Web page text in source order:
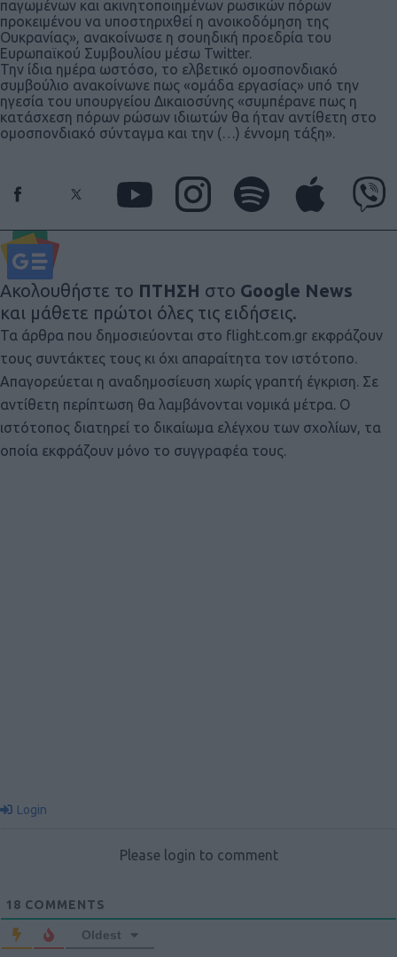
παγωμένων και ακινητοποιημένων ρωσικών πόρων
προκειμένου να υποστηριχθεί η ανοικοδόμηση της
Ουκρανίας», ανακοίνωσε η σουηδική προεδρία του
Ευρωπαϊκού Συμβουλίου μέσω Twitter.
Την ίδια ημέρα ωστόσο, το ελβετικό ομοσπονδιακό
συμβούλιο ανακοίνωνε πως «ομάδα εργασίας» υπό την
ηγεσία του υπουργείου Δικαιοσύνης «συμπέρανε πως η
κατάσχεση πόρων ρώσων ιδιωτών θα ήταν αντίθετη στο
ομοσπονδιακό σύνταγμα και την (…) έννομη τάξη».
Ακολουθήστε το ΠΤΗΣΗ στο Google News
και μάθετε πρώτοι όλες τις ειδήσεις.
Τα άρθρα που δημοσιεύονται στο flight.com.gr εκφράζουν
τους συντάκτες τους κι όχι απαραίτητα τον ιστότοπο.
Απαγορεύεται η αναδημοσίευση χωρίς γραπτή έγκριση. Σε
αντίθετη περίπτωση θα λαμβάνονται νομικά μέτρα. Ο
ιστότοπος διατηρεί το δικαίωμα ελέγχου των σχολίων, τα
οποία εκφράζουν μόνο το συγγραφέα τους.
Login
Please login to comment
18 COMMENTS
Oldest